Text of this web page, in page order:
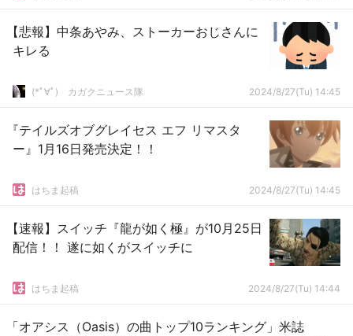
【悲報】中条あやみ、ストーカーおじさんに
キレる
(*ﾟ∀ﾟ)ゞカガクニュース隊 2024/8/27(Tu) 14:45
『テイルズオブグレイセス エフ リマスタ
ー』1月16日発売決定！！
はちま起稿 2024/8/27(Tu) 14:45
【速報】スイッチ『龍が如く極』が10月25日
配信！！ 遂に如くがスイッチに
はちま起稿 2024/8/27(Tu) 14:44
「オアシス（Oasis）の曲トップ10ランキング」米誌